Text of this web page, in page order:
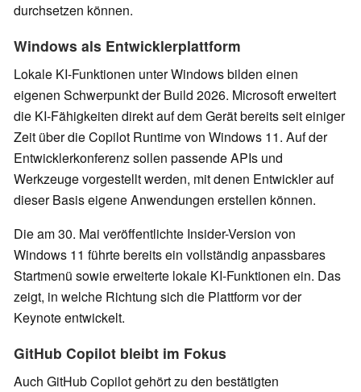
durchsetzen können.
Windows als Entwicklerplattform
Lokale KI-Funktionen unter Windows bilden einen
eigenen Schwerpunkt der Build 2026. Microsoft erweitert
die KI-Fähigkeiten direkt auf dem Gerät bereits seit einiger
Zeit über die Copilot Runtime von Windows 11. Auf der
Entwicklerkonferenz sollen passende APIs und
Werkzeuge vorgestellt werden, mit denen Entwickler auf
dieser Basis eigene Anwendungen erstellen können.
Die am 30. Mai veröffentlichte Insider-Version von
Windows 11 führte bereits ein vollständig anpassbares
Startmenü sowie erweiterte lokale KI-Funktionen ein. Das
zeigt, in welche Richtung sich die Plattform vor der
Keynote entwickelt.
GitHub Copilot bleibt im Fokus
Auch GitHub Copilot gehört zu den bestätigten